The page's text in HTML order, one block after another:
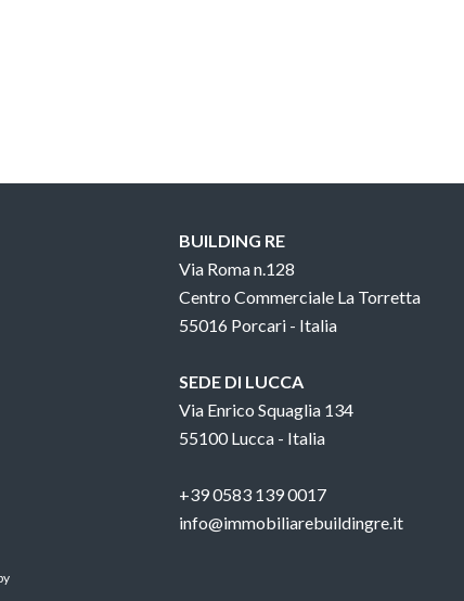
BUILDING RE
Via Roma n.128
Centro Commerciale La Torretta
55016 Porcari - Italia
SEDE DI LUCCA
Via Enrico Squaglia 134
55100 Lucca - Italia
+39 0583 139 0017
info@immobiliarebuildingre.it